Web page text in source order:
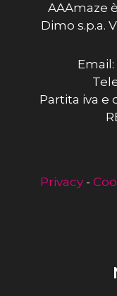
AAAmaze
Dimo s.p.a.
Partita iva e
Privacy-